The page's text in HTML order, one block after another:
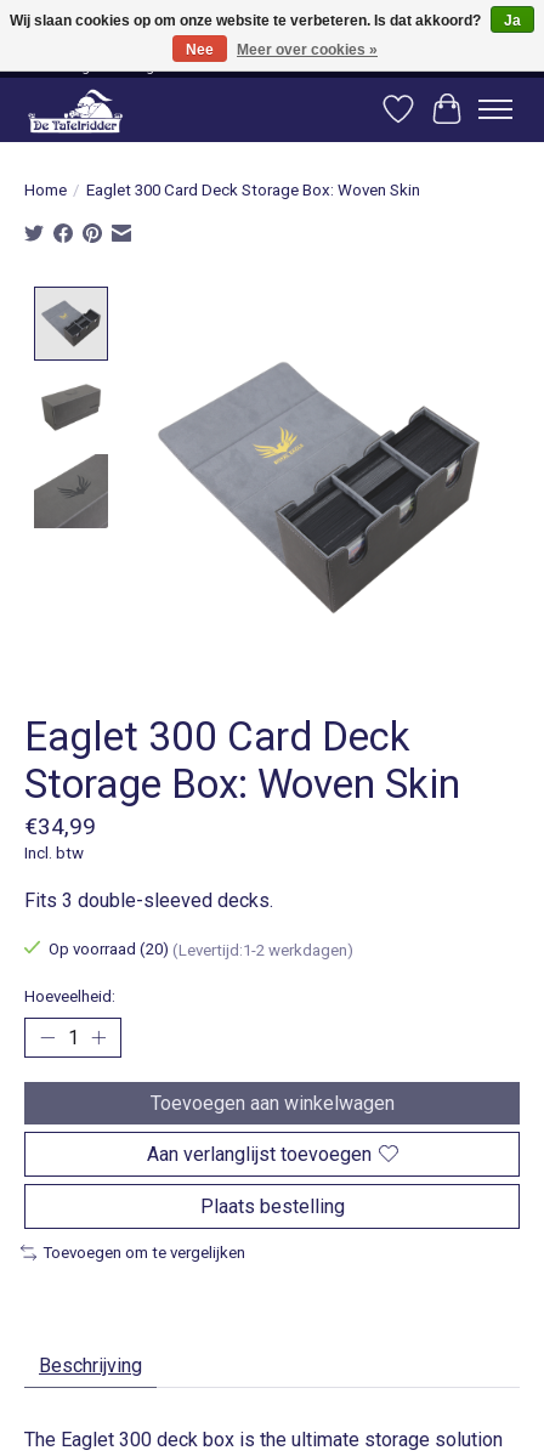
Vanaf 80 euro gratis verzending binnen Nederland! Vanaf 100 euro gratis
verzending naar België en Duitsland!
Verlanglijst
Home / Eaglet 300 Card Deck Storage Box: Woven Skin
Eaglet 300 Card Deck
Storage Box: Woven Skin
€34,99
Incl. btw
Fits 3 double-sleeved decks.
Op voorraad (20) (Levertijd:1-2 werkdagen)
Hoeveelheid:
Toevoegen aan winkelwagen
Aan verlanglijst toevoegen
Plaats bestelling
Toevoegen om te vergelijken
Beschrijving
The Eaglet 300 deck box is the ultimate storage solution
Wij slaan cookies op om onze website te verbeteren. Is dat akkoord?
Ja
Nee
Meer over cookies »